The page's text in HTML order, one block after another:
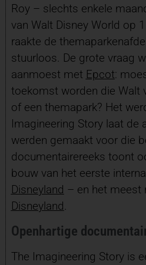
Roy – slechts enkele
van Walt Disney World op
raakte de
stuurloos. De grote vraag
aanmoest met Epcot:
toekomst worden die Walt
of een themapark? Het
Imagineering Story laat de
werden gemaakt voor die
documentairereeks toont
bouw van het eerste
Disneyland – en het meest
Disneyland.
Openhartige
The Imagineering Story is